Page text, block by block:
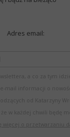
Adres email:
a co za tym
mail informacji o
od Katarzyny
w każdej chwili będę
więcej o przetwarzaniu